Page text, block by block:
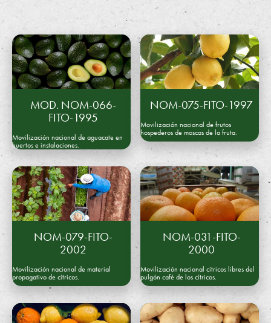
M
F
A
A
.
MOD. NOM-066-
FITO-1995
Movilización nacional de aguacate en
huertos e instalaciones.
NOM-075-FITO-1997
Movilización nacional de frutos
hospederos de moscas de la fruta.
NOM-079-FITO-
2002
Movilización nacional de material
propagativo de cítricos.
NOM-031-FITO-
2000
Movilización nacional cítricos libres del
pulgón café de los cítricos.